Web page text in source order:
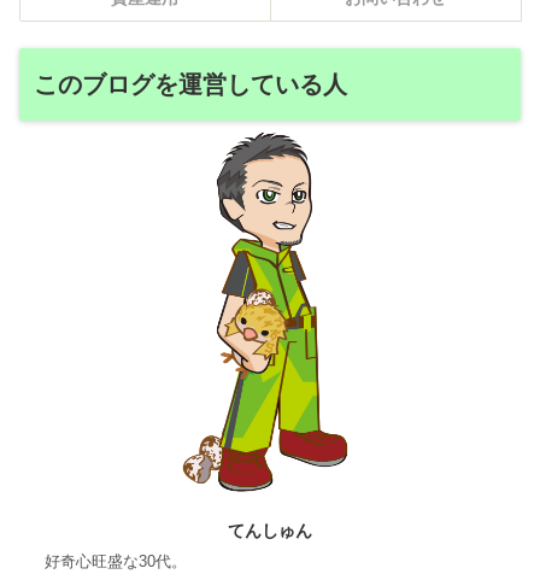
このブログを運営している人
てんしゅん
好奇心旺盛な30代。